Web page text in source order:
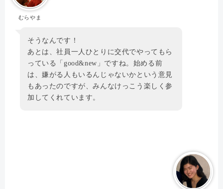
むらやま
そうなんです！
あとは、社員一人ひとりに交代でやってもら
っている「good&new」ですね。始める前
は、嫌がる人もいるんじゃないかという意見
もあったのですが、みんなけっこう楽しく参
加してくれています。